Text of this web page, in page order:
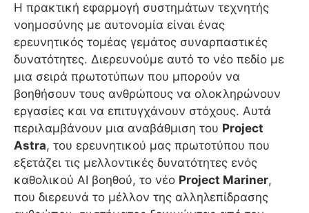
Η πρακτική εφαρμογή συστημάτων τεχνητής
νοημοσύνης με αυτονομία είναι ένας
ερευνητικός τομέας γεμάτος συναρπαστικές
δυνατότητες. Διερευνούμε αυτό το νέο πεδίο με
μια σειρά πρωτοτύπων που μπορούν να
βοηθήσουν τους ανθρώπους να ολοκληρώνουν
εργασίες και να επιτυγχάνουν στόχους. Αυτά
περιλαμβάνουν μια αναβάθμιση του Project
Astra, του ερευνητικού μας πρωτοτύπου που
εξετάζει τις μελλοντικές δυνατότητες ενός
καθολικού AI βοηθού, το νέο Project Mariner,
που διερευνά το μέλλον της αλληλεπίδρασης